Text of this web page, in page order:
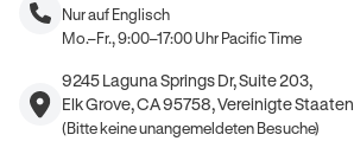
Nur auf Englisch
Mo.–Fr., 9:00–17:00 Uhr Pacific Time
9245 Laguna Springs Dr, Suite 203,
Elk Grove, CA 95758, Vereinigte Staaten
(Bitte keine unangemeldeten Besuche)